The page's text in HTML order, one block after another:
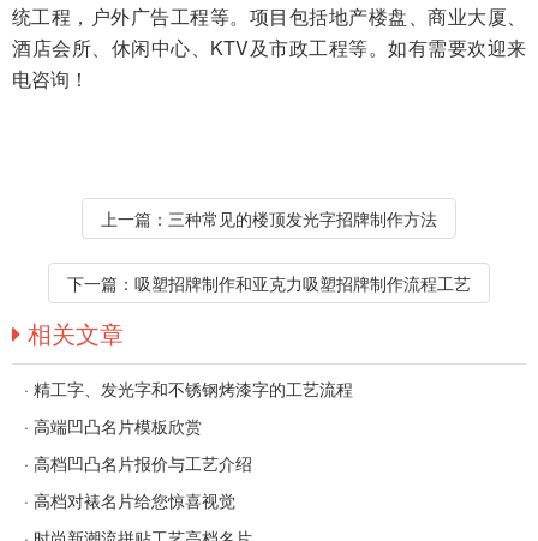
统工程，户外广告工程等。项目包括地产楼盘、商业大厦、
酒店会所、休闲中心、KTV及市政工程等。如有需要欢迎来
电咨询！
上一篇： 三种常见的楼顶发光字招牌制作方法
下一篇： 吸塑招牌制作和亚克力吸塑招牌制作流程工艺
相关文章
· 精工字、发光字和不锈钢烤漆字的工艺流程
· 高端凹凸名片模板欣赏
· 高档凹凸名片报价与工艺介绍
· 高档对裱名片给您惊喜视觉